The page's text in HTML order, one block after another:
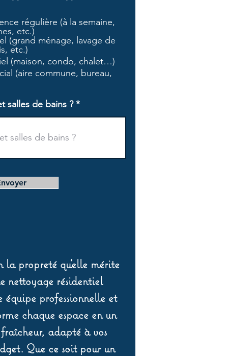
i
a
o
i
régulière (à la semaine,
etc.)
(grand ménage, lavage de
etc.)
(maison, condo, chalet…)
(aire commune, bureau,
salles de bains ?
propreté qu’elle mérite
nettoyage résidentiel
professionnelle et
chaque espace en un
adapté à vos
Que ce soit pour un